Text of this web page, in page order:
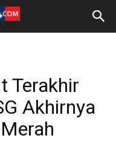
Terakhir
Akhirnya